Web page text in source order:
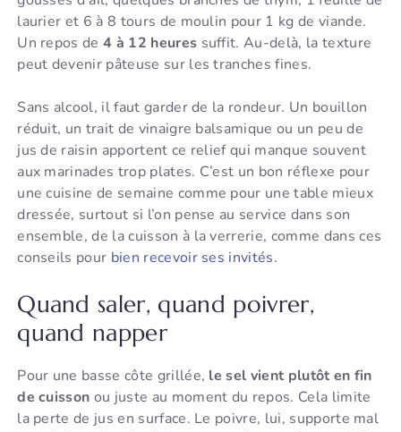
laurier et 6 à 8 tours de moulin pour 1 kg de viande.
Un repos de4 à 12 heures suffit. Au-delà, la texture
peut devenir pâteuse sur les tranches fines.
Sans alcool, il faut garder de la rondeur. Un bouillon
réduit, un trait de vinaigre balsamique ou un peu de
jus de raisin apportent ce relief qui manque souvent
aux marinades trop plates. C’est un bon réflexe pour
une cuisine de semaine comme pour une table mieux
dressée, surtout si l’on pense au service dans son
ensemble, de la cuisson à la verrerie, comme dans ces
conseils pour bien recevoir ses invités.
Quand saler, quand poivrer,
quand napper
Pour une basse côte grillée, le sel vient plutôt en fin
de cuisson ou juste au moment du repos. Cela limite
la perte de jus en surface. Le poivre, lui, supporte mal